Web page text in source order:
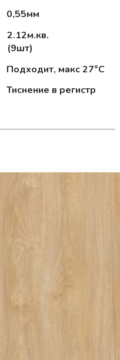
0,55мм
2.12м.кв.
(9шт)
Подходит, макс 27°C
Тиснение в регистр